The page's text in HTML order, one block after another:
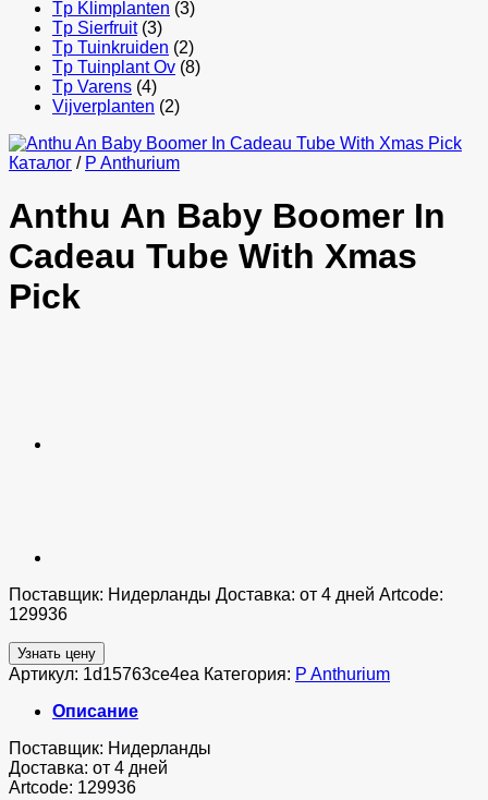
Tp Klimplanten (3)
Tp Sierfruit (3)
Tp Tuinkruiden (2)
Tp Tuinplant Ov (8)
Tp Varens (4)
Vijverplanten (2)
Каталог / P Anthurium
Anthu An Baby Boomer In
Cadeau Tube With Xmas
Pick
Поставщик: Нидерланды Доставка: от 4 дней Artcode:
129936
Узнать цену
Артикул: 1d15763ce4ea Категория: P Anthurium
Описание
Поставщик: Нидерланды
Доставка: от 4 дней
Artcode: 129936